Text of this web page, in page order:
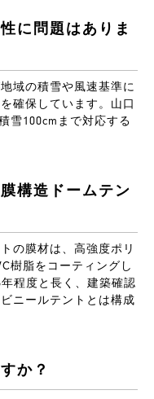
に問題はありま
域の積雪や風速基準に
確保しています。山口
雪100cmまで対応する
構造ドームテン
の膜材は、高強度ポリ
樹脂をコーティングし
程度と長く、建築確認
ニールテントとは構成
か？